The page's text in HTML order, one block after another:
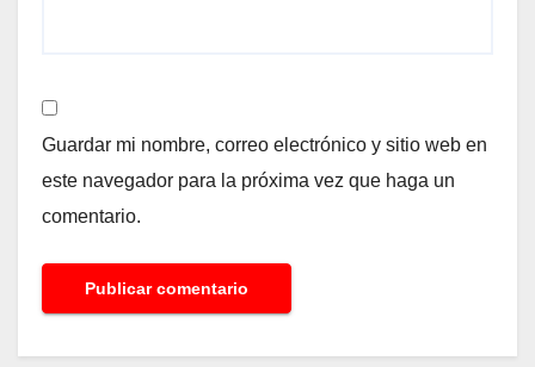
Guardar mi nombre, correo electrónico y sitio web en
este navegador para la próxima vez que haga un
comentario.